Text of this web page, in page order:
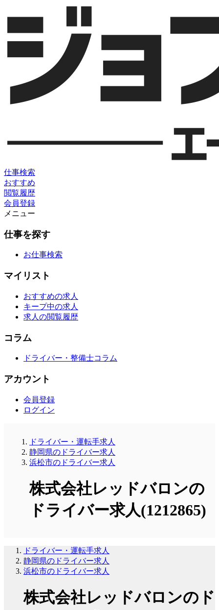
仕事検索
おすすめ
閲覧履歴
会員登録
メニュー
仕事を探す
お仕事検索
マイリスト
おすすめの求人
キープ中の求人
求人の閲覧履歴
コラム
ドライバー・整備士コラム
アカウント
会員登録
ログイン
ドライバー・運転手求人
静岡県のドライバー求人
浜松市のドライバー求人
株式会社レッドバロンの
ドライバー求人(1212865)
ドライバー・運転手求人
静岡県のドライバー求人
浜松市のドライバー求人
株式会社レッドバロンのド